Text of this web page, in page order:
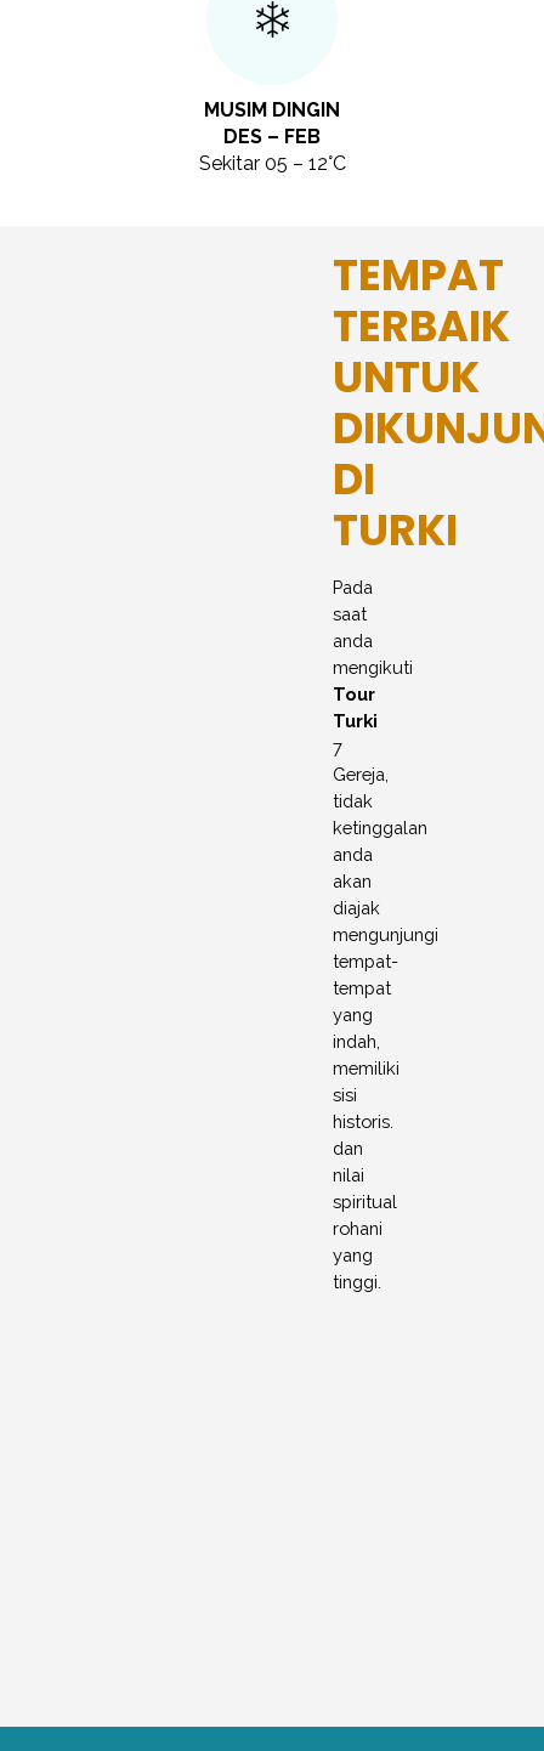
MUSIM DINGIN
DES – FEB
Sekitar 05 – 12°C
TEMPAT
TERBAIK
UNTUK
DI
TURKI
Pada
saat
anda
mengikuti
Tour
Turki
7
Gereja,
tidak
ketinggalan
anda
akan
diajak
mengunjungi
tempat-
tempat
yang
indah,
memiliki
sisi
historis.
dan
nilai
spiritual
rohani
yang
tinggi.